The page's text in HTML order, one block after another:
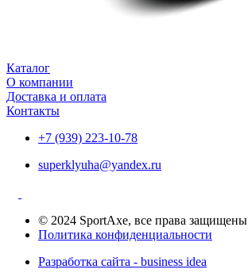
Каталог
О компании
Доставка и оплата
Контакты
+7 (939) 223-10-78
superklyuha@yandex.ru
© 2024 SportAxe, все права защищены
Политика конфиденциальности
Разработка сайта - business idea